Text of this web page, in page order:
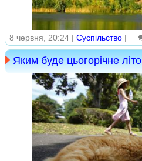
8 червня, 20:24 | Суспільство |
Яким буде цьогорічне літо